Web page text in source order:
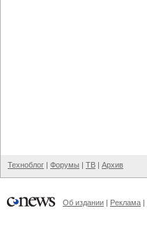
Техноблог | Форумы | ТВ | Архив
Об издании | Реклама |